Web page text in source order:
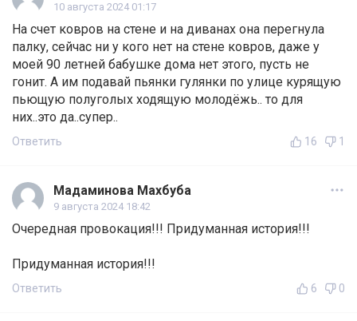
10 августа 2024 01:17
На счет ковров на стене и на диванах она перегнула
палку, сейчас ни у кого нет на стене ковров, даже у
моей 90 летней бабушке дома нет этого, пусть не
гонит. А им подавай пьянки гулянки по улице курящую
пьющую полуголых ходящую молодёжь.. то для
них..это да..супер..
Ответить 16 1
Мадаминова Махбуба
9 августа 2024 18:42
Очередная провокация!!! Придуманная история!!!
Придуманная история!!!
Ответить 6 0